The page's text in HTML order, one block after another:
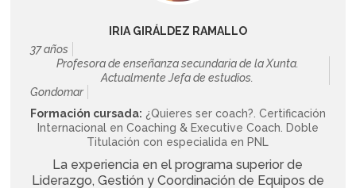
IRIA GIRÁLDEZ RAMALLO
37 años
Profesora de enseñanza secundaria de la Xunta.
Actualmente Jefa de estudios.
Gondomar
Formación cursada: ¿Quieres ser coach?. Certificación
Internacional en Coaching & Executive Coach. Doble
Titulación con especialida en PNL
La experiencia en el programa superior de
Liderazgo, Gestión y Coordinación de Equipos de